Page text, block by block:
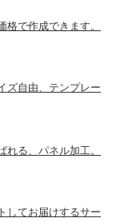
で作成できます。
ズ自由、テンプレー
る、パネル加工。
してお届けするサー